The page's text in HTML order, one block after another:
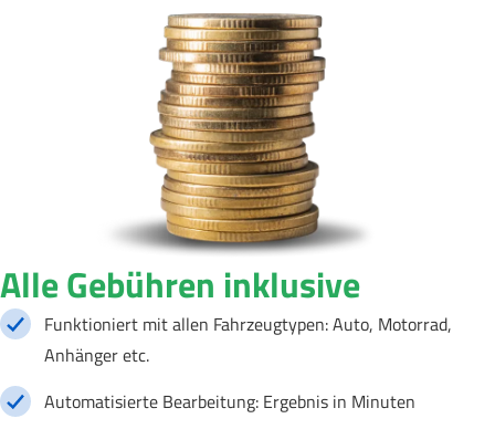
Alle Gebühren inklusive
Funktioniert mit allen Fahrzeugtypen: Auto, Motorrad,
Anhänger etc.
Automatisierte Bearbeitung: Ergebnis in Minuten